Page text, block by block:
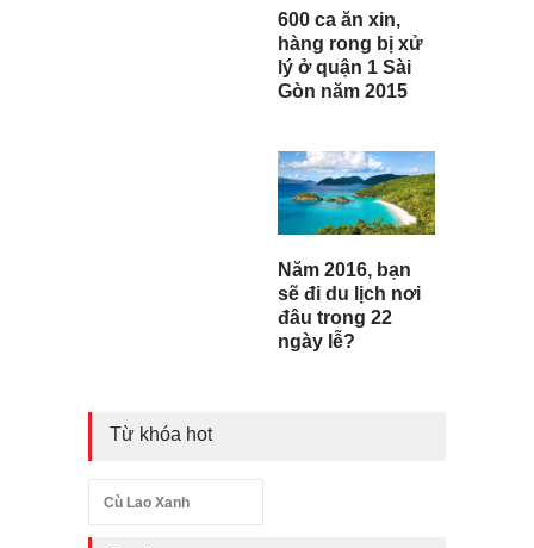
600 ca ăn xin,
hàng rong bị xử
lý ở quận 1 Sài
Gòn năm 2015
Năm 2016, bạn
sẽ đi du lịch nơi
đâu trong 22
ngày lễ?
Từ khóa hot
Cù Lao Xanh